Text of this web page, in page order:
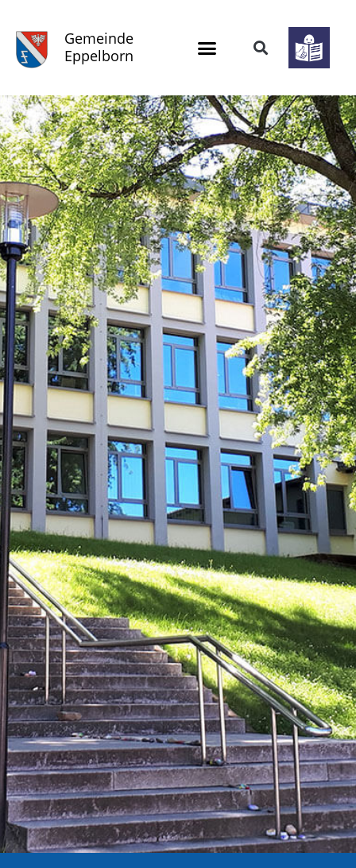
Gemeinde
Eppelborn